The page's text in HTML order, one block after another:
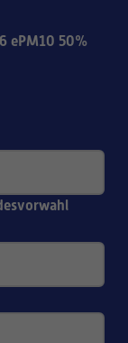
ePM10 50%